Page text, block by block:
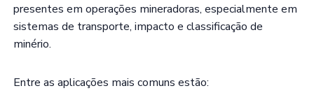
presentes em operações mineradoras, especialmente em
sistemas de transporte, impacto e classificação de
minério.
Entre as aplicações mais comuns estão: